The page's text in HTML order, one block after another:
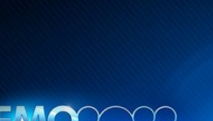
presentati